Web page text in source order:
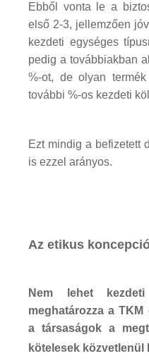
Ebből vonta le a
első 2-3, jellemzően
kezdeti egységes
pedig a továbbiakban
%-ot, de olyan
további %-os kezdeti
Ezt mindig a befizetett
is ezzel arányos.
Az etikus
Nem lehet
meghatározza a
a társaságok a
kötelesek közvetlenül